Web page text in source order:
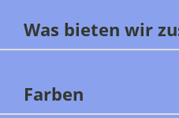
Was bieten wir
Farben